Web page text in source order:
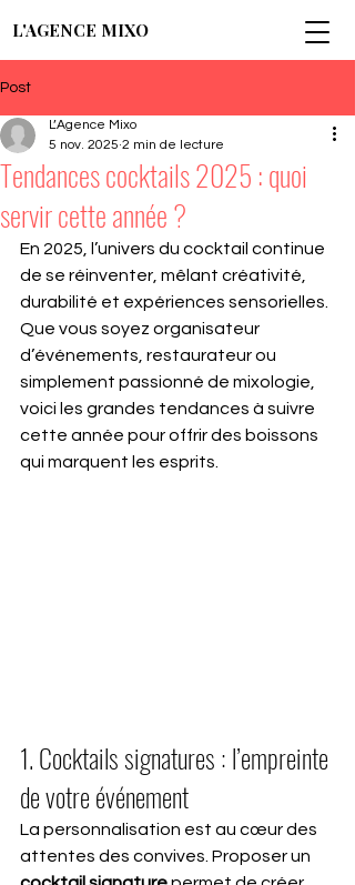
L'AGENCE MIXO
Post
Tendances cocktails 2025 : quoi
servir cette année ?
L’Agence Mixo
5 nov. 2025 2 min de lecture
En 2025, l’univers du cocktail continue
de se réinventer, mêlant créativité,
durabilité et expériences sensorielles.
Que vous soyez organisateur
d’événements, restaurateur ou
simplement passionné de mixologie,
voici les grandes tendances à suivre
cette année pour offrir des boissons
qui marquent les esprits.
1. Cocktails signatures : l’empreinte
de votre événement
La personnalisation est au cœur des
attentes des convives. Proposer un